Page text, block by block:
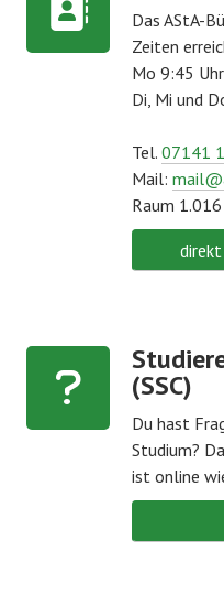
Das AStA-
Zeiten
Mo 9:45
Di, Mi und
Tel. 07141
Mail:
Raum 1.016
(SSC)
Du hast
Studium?
ist online